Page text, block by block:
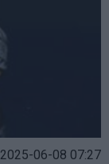
2025-06-08 07:27